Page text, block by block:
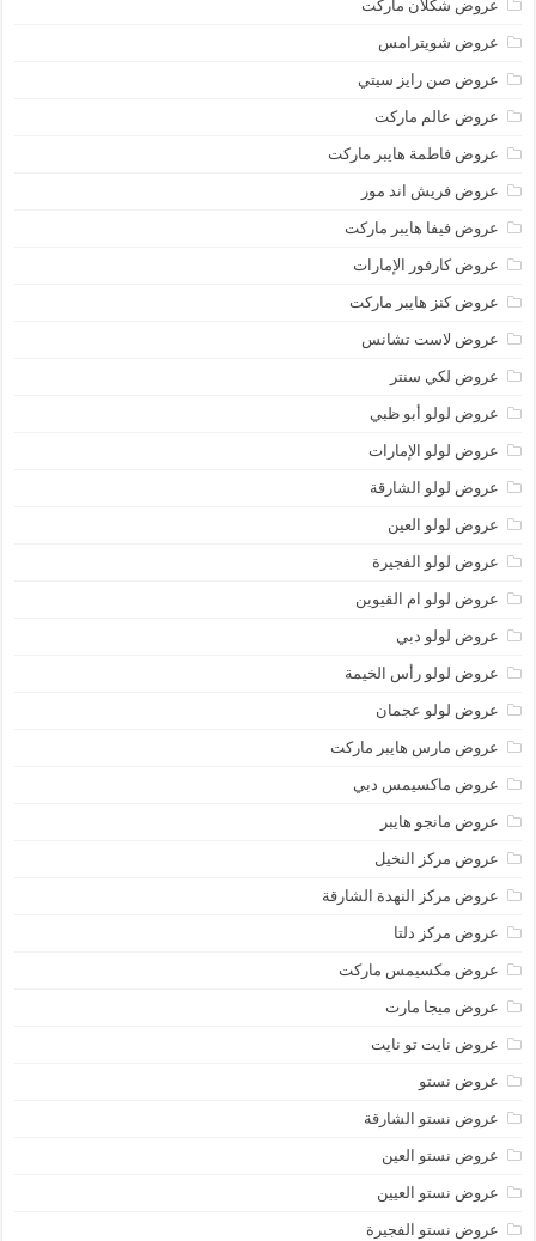
عروض شكلان ماركت
عروض شويترامس
عروض صن رايز سيتي
عروض عالم ماركت
عروض فاطمة هايبر ماركت
عروض فريش اند مور
عروض فيفا هايبر ماركت
عروض كارفور الإمارات
عروض كنز هايبر ماركت
عروض لاست تشانس
عروض لكي سنتر
عروض لولو أبو ظبي
عروض لولو الإمارات
عروض لولو الشارقة
عروض لولو العين
عروض لولو الفجيرة
عروض لولو ام القيوين
عروض لولو دبي
عروض لولو رأس الخيمة
عروض لولو عجمان
عروض مارس هايبر ماركت
عروض ماكسيمس دبي
عروض مانجو هايبر
عروض مركز النخيل
عروض مركز النهدة الشارقة
عروض مركز دلتا
عروض مكسيمس ماركت
عروض ميجا مارت
عروض نايت تو نايت
عروض نستو
عروض نستو الشارقة
عروض نستو العين
عروض نستو العيين
عروض نستو الفجيرة